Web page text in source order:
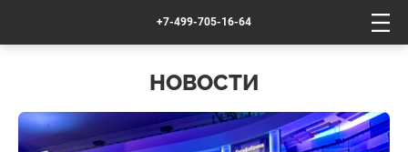
+7-499-705-16-64
НОВОСТИ